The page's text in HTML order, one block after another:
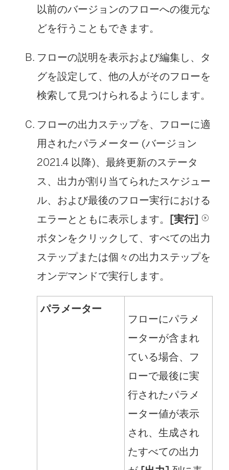
以前のバージョンのフローへの復元な
どを行うこともできます。
フローの説明を表示および編集し、タ
グを設定して、他の人がそのフローを
検索して見つけられるようにします。
フローの出力ステップを、フローに適
用されたパラメーター (バージョン
2021.4 以降)、最終更新のステータ
ス、出力が割り当てられたスケジュー
ル、および最後のフロー実行における
エラーとともに表示します。 [実行]
ボタンをクリックして、すべての出力
ステップまたは個々の出力ステップを
オンデマンドで実行します。
パラメーター
フローにパラメ
ーターが含まれ
ている場合、フ
ローで最後に実
行されたパラメ
ーター値が表示
され、生成され
たすべての出力